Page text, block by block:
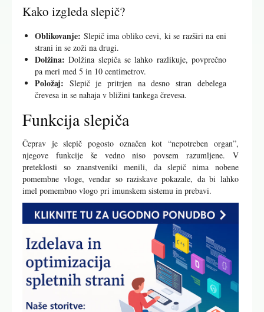
Kako izgleda slepič?
Oblikovanje: Slepič ima obliko cevi, ki se razširi na eni
strani in se zoži na drugi.
Dolžina: Dolžina slepiča se lahko razlikuje, povprečno
pa meri med 5 in 10 centimetrov.
Položaj: Slepič je pritrjen na desno stran debelega
črevesa in se nahaja v bližini tankega črevesa.
Funkcija slepiča
Čeprav je slepič pogosto označen kot “nepotreben organ”,
njegove funkcije še vedno niso povsem razumljene. V
preteklosti so znanstveniki menili, da slepič nima nobene
pomembne vloge, vendar so raziskave pokazale, da bi lahko
imel pomembno vlogo pri imunskem sistemu in prebavi.